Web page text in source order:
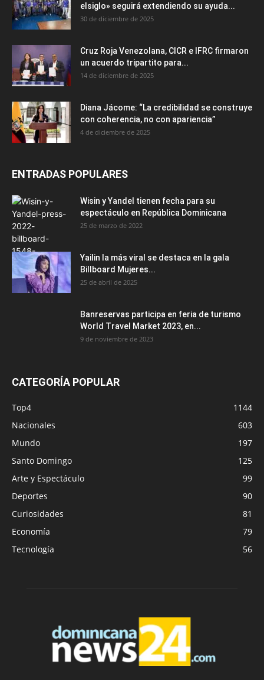
elsiglo» seguirá extendiendo su ayuda...
30 de diciembre de 2025
Cruz Roja Venezolana, CICR e IFRC firmaron
un acuerdo tripartito para...
14 de diciembre de 2025
Diana Jácome: “La credibilidad se construye
con coherencia, no con apariencia”
4 de diciembre de 2025
ENTRADAS POPULARES
Wisin y Yandel tienen fecha para su
espectáculo en República Dominicana
25 de marzo de 2022
Yailin la más viral se destaca en la gala
Billboard Mujeres...
25 de abril de 2025
Banreservas participa en feria de turismo
World Travel Market 2023, en...
9 de noviembre de 2023
CATEGORÍA POPULAR
Top4
1144
Nacionales
603
Mundo
197
Santo Domingo
125
Arte y Espectáculo
99
Deportes
90
Curiosidades
81
Economía
79
Tecnología
56